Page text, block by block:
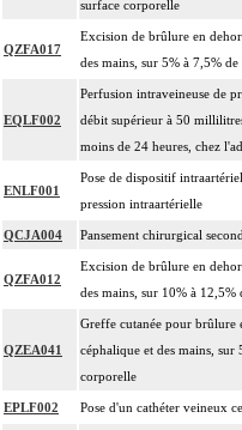
surface corporelle
QZFA017
Excision de brûlure en
des mains, sur 5% à 7,5%
EQLF002
Perfusion intraveineuse de
débit supérieur à 50
moins de 24 heures, chez
ENLF001
Pose de dispositif
pression intraartérielle
QCJA004 Pansement chirurgical
QZFA012
Excision de brûlure en
des mains, sur 10% à
QZEA041
Greffe cutanée pour brûlure
céphalique et des mains, sur
corporelle
EPLF002 Pose d'un cathéter veineux